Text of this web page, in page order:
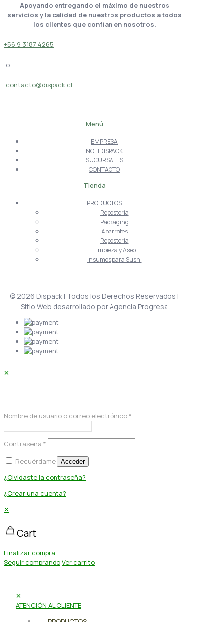
Apoyando entregando el máximo de nuestros
servicios y la calidad de nuestros productos a todos
los clientes que confían en nosotros.
+56 9 3187 4265
o
contacto@dispack.cl
Menú
EMPRESA
NOTIDISPACK
SUCURSALES
CONTACTO
Tienda
PRODUCTOS
Repostería
Packaging
Abarrotes
Repostería
Limpieza y Aseo
Insumos para Sushi
© 2026 Dispack | Todos los Derechos Reservados |
Sitio Web desarrollado porAgencia Progresa
✕
Nombre de usuario o correo electrónico*
Contraseña *
Recuérdame
Acceder
¿Olvidaste la contraseña?
¿Crear una cuenta?
✕
Cart
Finalizar compra
Seguir comprandoVer carrito
✕
ATENCIÓN AL CLIENTE